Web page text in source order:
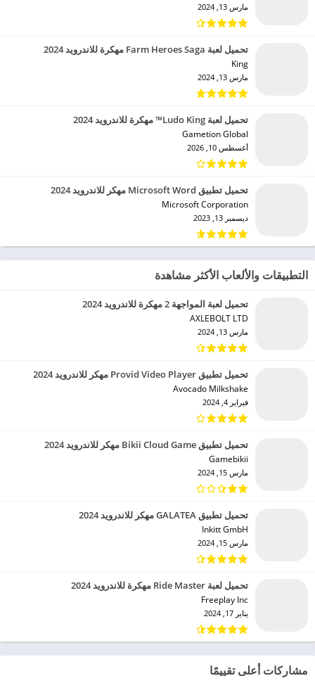
مارس 13, 2024
تحميل لعبة Farm Heroes Saga مهكرة للاندرويد 2024
King‏
مارس 13, 2024
تحميل لعبة Ludo King™ مهكرة للاندرويد 2024
Gametion Global‏
أغسطس 10, 2026
تحميل تطبيق Microsoft Word مهكر للاندرويد 2024
Microsoft Corporation‏
ديسمبر 13, 2023
التطبيقات والألعاب الأكثر مشاهدة
تحميل لعبة المواجهة 2 مهكرة للاندرويد 2024
AXLEBOLT LTD‏
مارس 13, 2024
تحميل تطبيق Provid Video Player مهكر للاندرويد 2024
Avocado Milkshake‏
فبراير 4, 2024
تحميل تطبيق Bikii Cloud Game مهكر للاندرويد 2024
Gamebikii‏
مارس 15, 2024
تحميل تطبيق GALATEA مهكر للاندرويد 2024
Inkitt GmbH‏
مارس 15, 2024
تحميل لعبة Ride Master مهكرة للاندرويد 2024
Freeplay Inc‏
يناير 17, 2024
مشاركات أعلى تقييمًا